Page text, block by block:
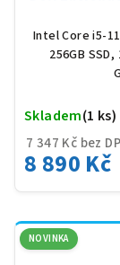
Intel Core i5-
256GB
7 347 Kč bez
8 890 Kč
Skladem(1 ks)
NOVINKA